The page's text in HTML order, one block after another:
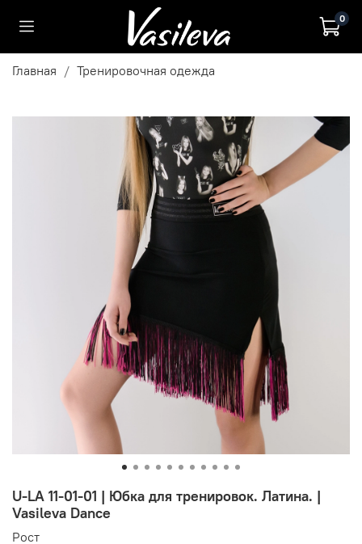
0
Главная Тренировочная одежда
U-LA 11-01-01 | Юбка для тренировок. Латина. |
Vasileva Dance
Рост